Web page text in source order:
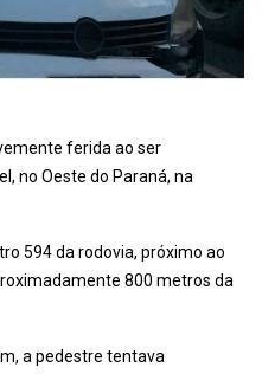
ferida ao ser
no Oeste do Paraná, na
594 da rodovia, próximo ao
800 metros da
a pedestre tentava